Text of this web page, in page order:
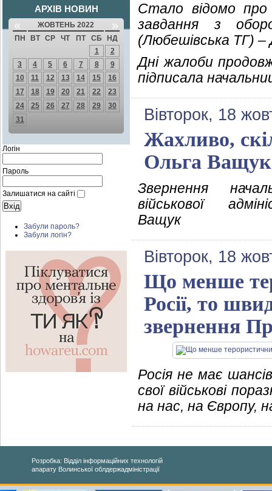
АРХІВ НОВИН
« ЖОВТЕНЬ 2022 »
ПН ВТ СР ЧТ ПТ СБ
НД
1
2
3
4 5 6 7 8
9
10
11 12 13 14 15
16
17
18 19 20 21 22
23
24
25 26 27 28 29
30
31
Логін
Пароль
Залишатися на сайті
Забули пароль?
Забули логін?
Стало відомо
завдання з
(Любешівська ТГ)
Дні жалоби
підписала
Вівторок, 18
Жахливо,
Ольга Ващук
Звернення
військової
Ващук
Вівторок, 18
Що менше
Росії, то
звернення
Росія не має
свої військові
на нас, на Європу,
Розробка: Відділ інформаційних технологій
апарату Волинської облдержадміністрації